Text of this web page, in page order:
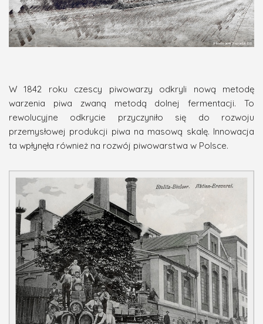
W 1842 roku czescy piwowarzy odkryli nową metodę
warzenia piwa zwaną metodą dolnej fermentacji. To
rewolucyjne odkrycie przyczyniło się do rozwoju
przemysłowej produkcji piwa na masową skalę. Innowacja
ta wpłynęła również na rozwój piwowarstwa w Polsce.